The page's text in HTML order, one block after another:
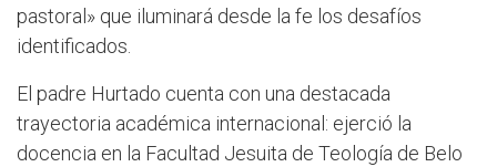
pastoral» que iluminará desde la fe los desafíos
identificados.
El padre Hurtado cuenta con una destacada
trayectoria académica internacional: ejerció la
docencia en la Facultad Jesuita de Teología de Belo